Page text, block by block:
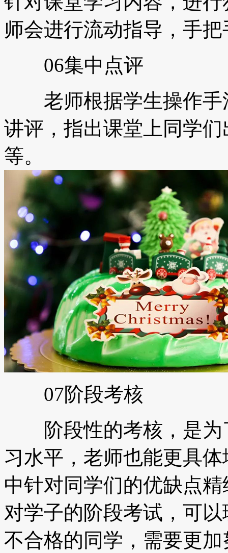
师会进行流动指导，手
06集中点评
老师根据学生操作手
讲评，指出课堂上同学
等。
07阶段考核
阶段性的考核，是为
习水平，老师也能更具
中针对同学们的优缺点
对学子的阶段考试，可
不合格的同学，需要更